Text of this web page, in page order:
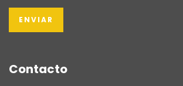
Contacto